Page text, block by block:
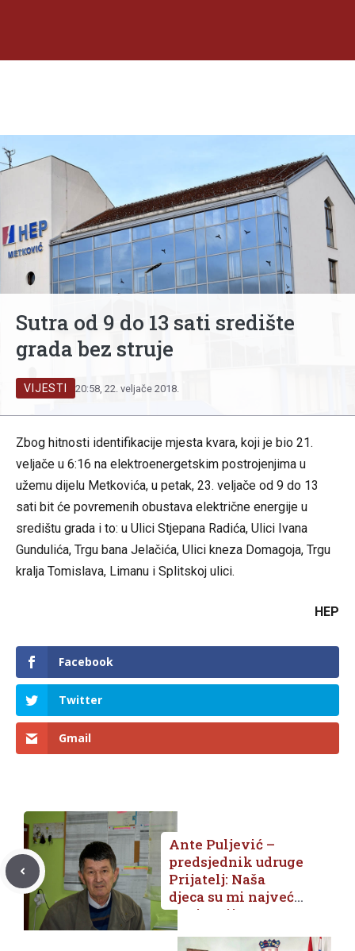
Sutra od 9 do 13 sati središte
grada bez struje
VIJESTI 20:58, 22. veljače 2018.
Zbog hitnosti identifikacije mjesta kvara, koji je bio 21.
veljače u 6:16 na elektroenergetskim postrojenjima u
užemu dijelu Metkovića, u petak, 23. veljače od 9 do 13
sati bit će povremenih obustava električne energije u
središtu grada i to: u Ulici Stjepana Radića, Ulici Ivana
Gundulića, Trgu bana Jelačića, Ulici kneza Domagoja, Trgu
kralja Tomislava, Limanu i Splitskoj ulici.
HEP
Facebook
Twitter
Gmail
Ante Puljević –
predsjednik udruge
Prijatelj: Naša
djeca su mi najveća
motivacija